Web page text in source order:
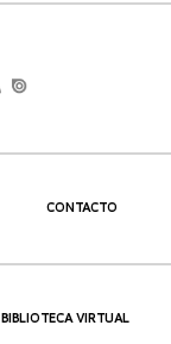
CONTACTO
BIBLIOTECA VIRTUAL